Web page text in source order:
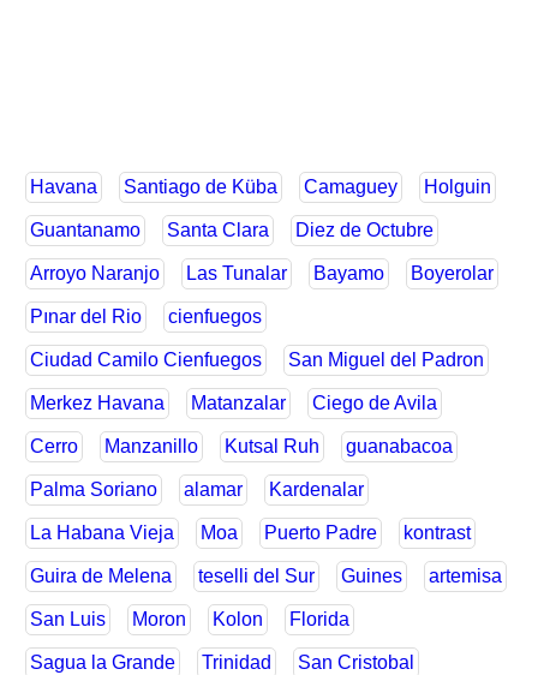
Havana Santiago de Küba Camaguey Holguin
Guantanamo Santa Clara Diez de Octubre
Arroyo Naranjo Las Tunalar Bayamo Boyerolar
Pınar del Rio cienfuegos
Ciudad Camilo Cienfuegos San Miguel del Padron
Merkez Havana Matanzalar Ciego de Avila
Cerro Manzanillo Kutsal Ruh guanabacoa
Palma Soriano alamar Kardenalar
La Habana Vieja Moa Puerto Padre kontrast
Guira de Melena teselli del Sur Guines artemisa
San Luis Moron Kolon Florida
Sagua la Grande Trinidad San Cristobal